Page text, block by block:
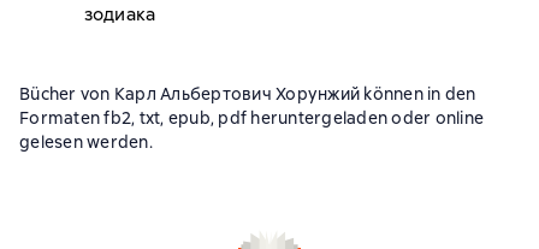
зодиака
Bücher von Карл Альбертович Хорунжий können in den
Formaten fb2, txt, epub, pdf heruntergeladen oder online
gelesen werden.